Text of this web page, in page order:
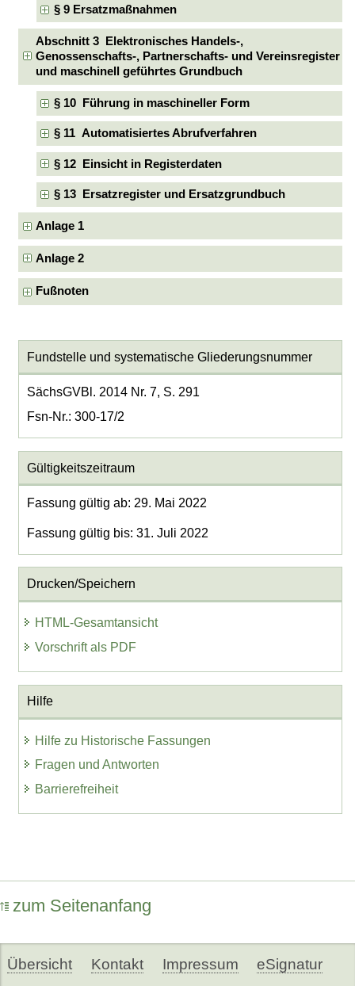
§ 9 Ersatzmaßnahmen
Abschnitt 3 Elektronisches Handels-,
Genossenschafts-, Partnerschafts- und Vereinsregister
und maschinell geführtes Grundbuch
§ 10 Führung in maschineller Form
§ 11 Automatisiertes Abrufverfahren
§ 12 Einsicht in Registerdaten
§ 13 Ersatzregister und Ersatzgrundbuch
Anlage 1
Anlage 2
Fußnoten
Fundstelle und systematische Gliederungsnummer
SächsGVBl. 2014 Nr. 7, S. 291
Fsn-Nr.: 300-17/2
Gültigkeitszeitraum
Fassung gültig ab: 29. Mai 2022
Fassung gültig bis: 31. Juli 2022
Drucken/Speichern
HTML-Gesamtansicht
Vorschrift als PDF
Hilfe
Hilfe zu Historische Fassungen
Fragen und Antworten
Barrierefreiheit
zum Seitenanfang
Übersicht Kontakt Impressum eSignatur